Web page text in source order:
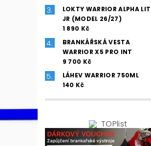
LOKTY WARRIOR ALPHA
JR (MODEL 26/27)
1 890 Kč
BRANKÁŘSKÁ VESTA
WARRIOR X5 PRO INT
9 700 Kč
LÁHEV WARRIOR 750ML
140 Kč